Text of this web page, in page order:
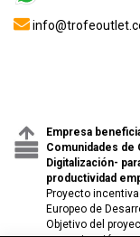
Empresa
Comunidades de
Digitalización-
productividad
Proyecto
Europeo de
Objetivo del